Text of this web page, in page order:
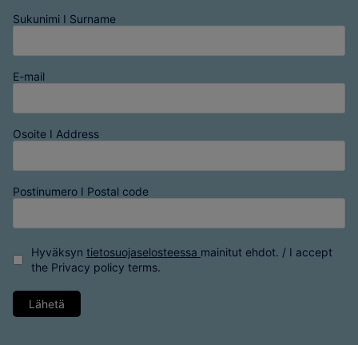
Sukunimi I Surname
E-mail
Osoite I Address
Postinumero I Postal code
Hyväksyn tietosuojaselosteessa mainitut ehdot. / I accept
the Privacy policy terms.
Lähetä